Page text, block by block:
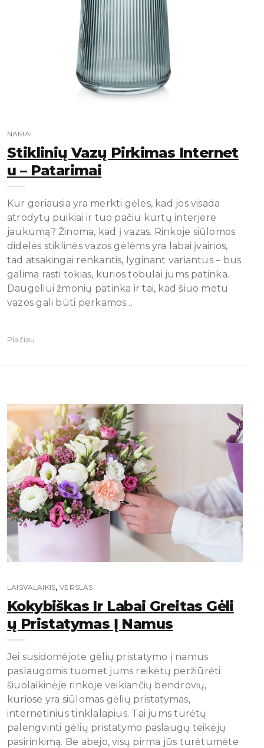
NAMAI
Stiklinių Vazų Pirkimas Internet
U – Patarimai
Kur geriausia yra merkti gėles, kad jos visada
atrodytų puikiai ir tuo pačiu kurtų interjere
jaukumą? Žinoma, kad į vazas. Rinkoje siūlomos
didelės stiklinės vazos gėlėms yra labai įvairios,
tad atsakingai renkantis, lyginant variantus – bus
galima rasti tokias, kurios tobulai jums patinka.
Daugeliui žmonių patinka ir tai, kad šiuo metu
vazos gali būti perkamos…
Plačiau
LAISVALAIKIS,VERSLAS
Kokybiškas Ir Labai Greitas Gėli
Ų Pristatymas Į Namus
Jei susidomėjote gėlių pristatymo į namus
paslaugomis tuomet jums reikėtų peržiūrėti
šiuolaikinėje rinkoje veikiančių bendrovių,
kuriose yra siūlomas gėlių pristatymas,
internetinius tinklalapius. Tai jums turėtų
palengvinti gėlių pristatymo paslaugų teikėjų
pasirinkimą. Be abejo, visų pirma jūs turėtumėte